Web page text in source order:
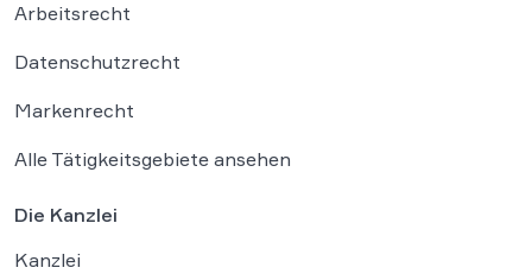
Arbeitsrecht
Datenschutzrecht
Markenrecht
Alle Tätigkeitsgebiete ansehen
Die Kanzlei
Kanzlei